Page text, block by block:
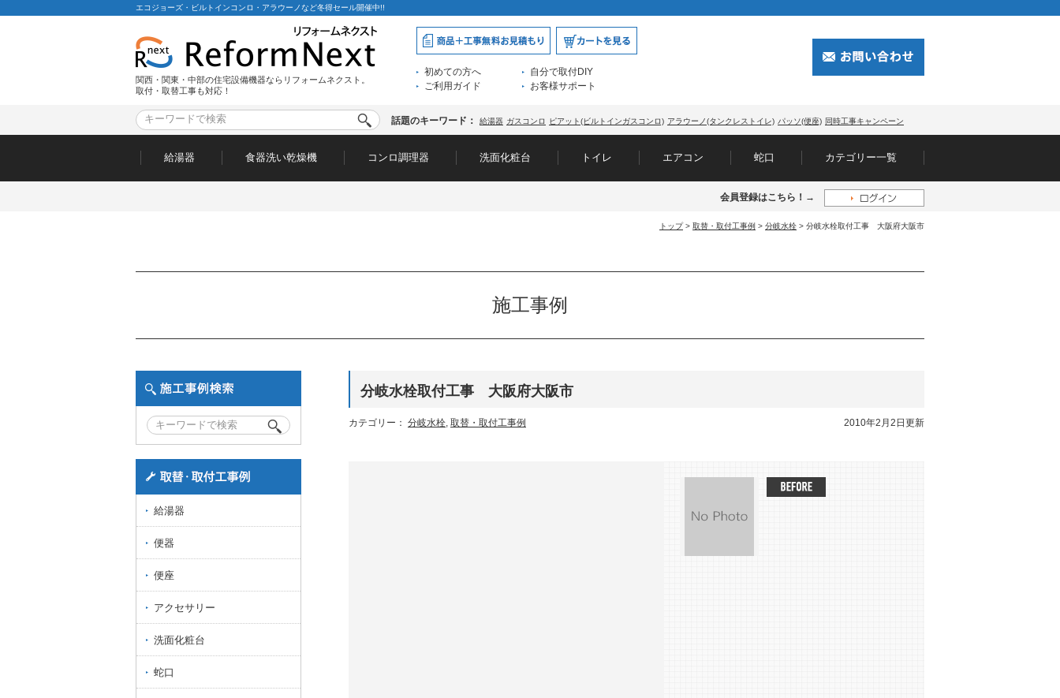
エコジョーズ・ビルトインコンロ・アラウーノなど冬得セール開催中!!
関西・関東・中部の住宅設備機器ならリフォームネクスト。
取付・取替工事も対応！
初めての方へ
自分で取付DIY
ご利用ガイド
お客様サポート
話題のキーワード： 給湯器 ガスコンロ ピアット(ビルトインガスコンロ) アラウーノ(タンクレストイレ) パッソ(便座) 同時工事キャンペーン
給湯器 食器洗い乾燥機 コンロ調理器 洗面化粧台 トイレ エアコン 蛇口 カテゴリー一覧
会員登録はこちら！→
トップ> 取替・取付工事例 > 分岐水栓 > 分岐水栓取付工事 大阪府大阪市
施工事例
分岐水栓取付工事 大阪府大阪市
カテゴリー： 分岐水栓, 取替・取付工事例 2010年2月2日更新
給湯器
便器
便座
アクセサリー
洗面化粧台
蛇口